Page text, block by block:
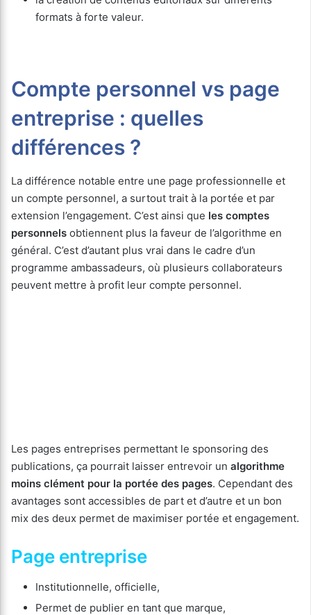
formats à forte valeur.
Compte personnel vs page
entreprise : quelles
différences ?
La différence notable entre une page professionnelle et
un compte personnel, a surtout trait à la portée et par
extension l’engagement. C’est ainsi que les comptes
personnels obtiennent plus la faveur de l’algorithme en
général. C’est d’autant plus vrai dans le cadre d’un
programme ambassadeurs, où plusieurs collaborateurs
peuvent mettre à profit leur compte personnel.
Les pages entreprises permettant le sponsoring des
publications, ça pourrait laisser entrevoir un algorithme
moins clément pour la portée des pages. Cependant des
avantages sont accessibles de part et d’autre et un bon
mix des deux permet de maximiser portée et engagement.
Page entreprise
Institutionnelle, officielle,
Permet de publier en tant que marque,